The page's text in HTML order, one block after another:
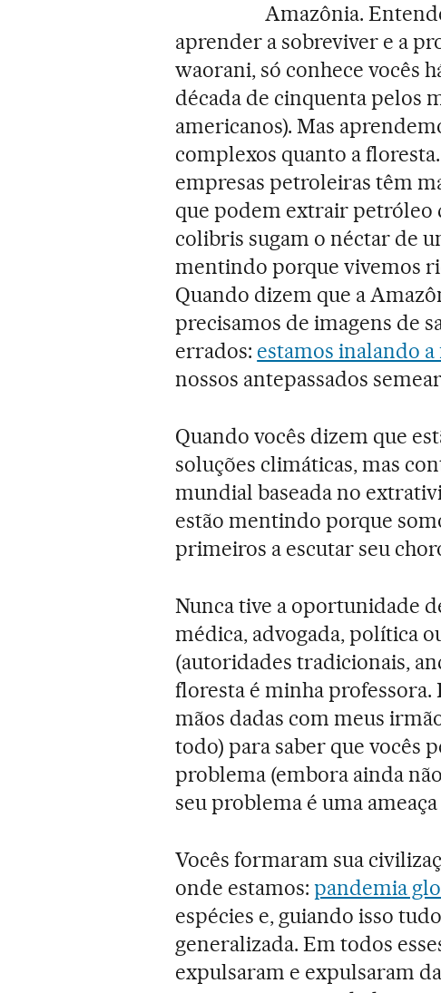
Amazônia.
aprender a sobreviver e a
waorani, só conhece vocês
década de cinquenta pelos
americanos). Mas
complexos quanto a
empresas petroleiras têm
que podem extrair petróleo
colibris sugam o néctar de
mentindo porque vivemos
Quando dizem que a
precisamos de imagens de
errados: estamos inalando a
nossos antepassados
Quando vocês dizem que
soluções climáticas, mas
mundial baseada no
estão mentindo porque
primeiros a escutar seu
Nunca tive a oportunidade
médica, advogada, política
(autoridades tradicionais,
floresta é minha professora.
mãos dadas com meus
todo) para saber que vocês
problema (embora ainda
seu problema é uma
Vocês formaram sua
onde estamos:pandemia
espécies e, guiando isso
generalizada. Em todos
expulsaram e expulsaram